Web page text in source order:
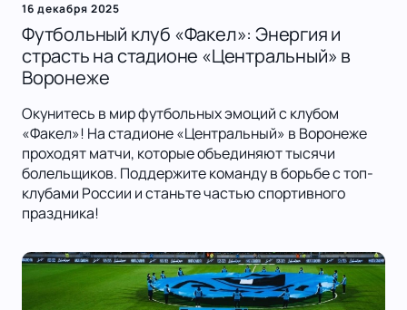
16 декабря 2025
Футбольный клуб «Факел»: Энергия и
страсть на стадионе «Центральный» в
Воронеже
Окунитесь в мир футбольных эмоций с клубом
«Факел»! На стадионе «Центральный» в Воронеже
проходят матчи, которые объединяют тысячи
болельщиков. Поддержите команду в борьбе с топ-
клубами России и станьте частью спортивного
праздника!